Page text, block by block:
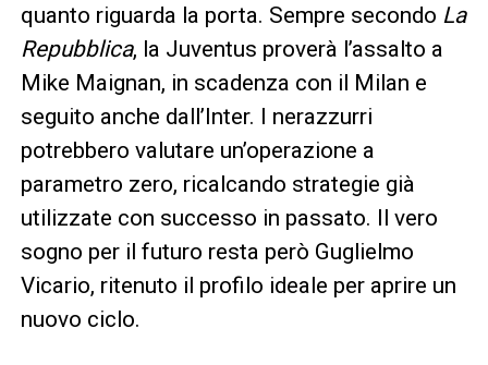
quanto riguarda la porta. Sempre secondo La
Repubblica, la Juventus proverà l’assalto a
Mike Maignan, in scadenza con il Milan e
seguito anche dall’Inter. I nerazzurri
potrebbero valutare un’operazione a
parametro zero, ricalcando strategie già
utilizzate con successo in passato. Il vero
sogno per il futuro resta però Guglielmo
Vicario, ritenuto il profilo ideale per aprire un
nuovo ciclo.